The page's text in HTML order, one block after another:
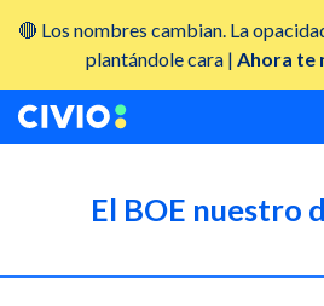
🔴 Los nombres cambian. La
plantándole cara | Ahora te
El BOE nuestro